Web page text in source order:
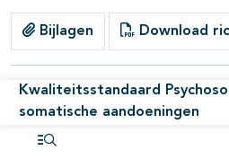
Bijlagen Download
Kwaliteitsstandaard
somatische aandoeningen